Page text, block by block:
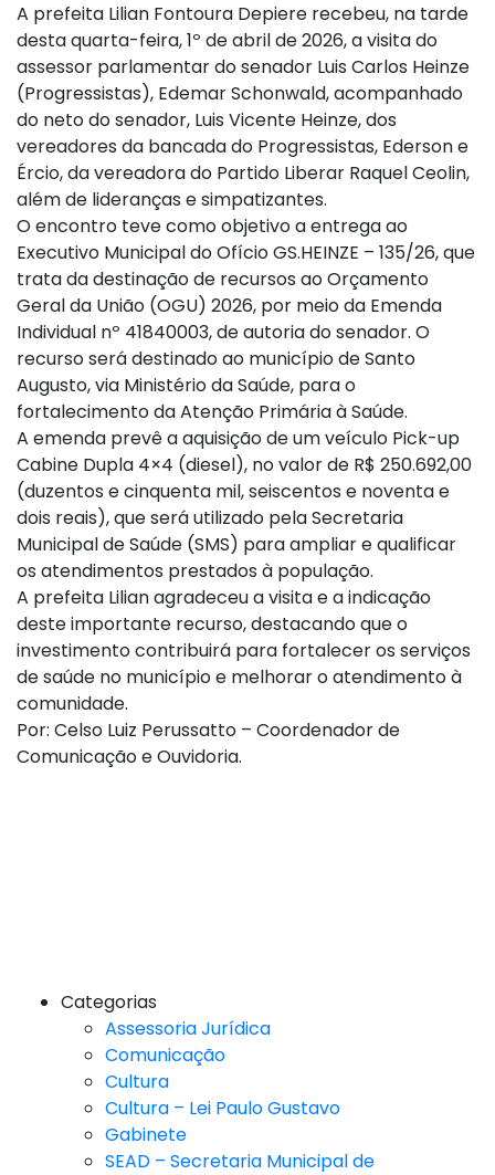
A prefeita Lilian Fontoura Depiere recebeu, na tarde
desta quarta-feira, 1º de abril de 2026, a visita do
assessor parlamentar do senador Luis Carlos Heinze
(Progressistas), Edemar Schonwald, acompanhado
do neto do senador, Luis Vicente Heinze, dos
vereadores da bancada do Progressistas, Ederson e
Ércio, da vereadora do Partido Liberar Raquel Ceolin,
além de lideranças e simpatizantes.
O encontro teve como objetivo a entrega ao
Executivo Municipal do Ofício GS.HEINZE – 135/26, que
trata da destinação de recursos ao Orçamento
Geral da União (OGU) 2026, por meio da Emenda
Individual nº 41840003, de autoria do senador. O
recurso será destinado ao município de Santo
Augusto, via Ministério da Saúde, para o
fortalecimento da Atenção Primária à Saúde.
A emenda prevê a aquisição de um veículo Pick-up
Cabine Dupla 4×4 (diesel), no valor de R$ 250.692,00
(duzentos e cinquenta mil, seiscentos e noventa e
dois reais), que será utilizado pela Secretaria
Municipal de Saúde (SMS) para ampliar e qualificar
os atendimentos prestados à população.
A prefeita Lilian agradeceu a visita e a indicação
deste importante recurso, destacando que o
investimento contribuirá para fortalecer os serviços
de saúde no município e melhorar o atendimento à
comunidade.
Por: Celso Luiz Perussatto – Coordenador de
Comunicação e Ouvidoria.
Categorias
Assessoria Jurídica
Comunicação
Cultura
Cultura – Lei Paulo Gustavo
Gabinete
SEAD – Secretaria Municipal de